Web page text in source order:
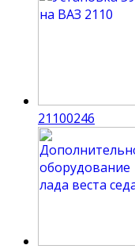
21100246